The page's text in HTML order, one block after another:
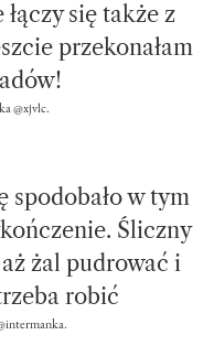
się także z
przekonałam
@xjvlc.
spodobało w tym
Śliczny
żal pudrować i
robić